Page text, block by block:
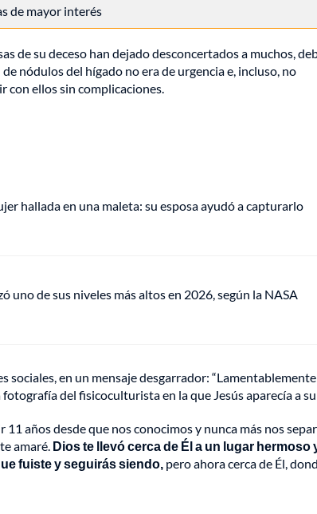
de mayor interés
de su deceso han dejado desconcertados a muchos,
nódulos del hígado no era de urgencia e, incluso, no
con ellos sin complicaciones.
hallada en una maleta: su esposa ayudó a capturarlo
uno de sus niveles más altos en 2026, según la NASA
sociales, en un mensaje desgarrador: “Lamentablemente
del fisicoculturista en la que Jesús aparecía a
años desde que nos conocimos y nunca más nos
amaré. Dios te llevó cerca de Él a un lugar hermoso
fuiste y seguirás siendo, pero ahora cerca de Él,